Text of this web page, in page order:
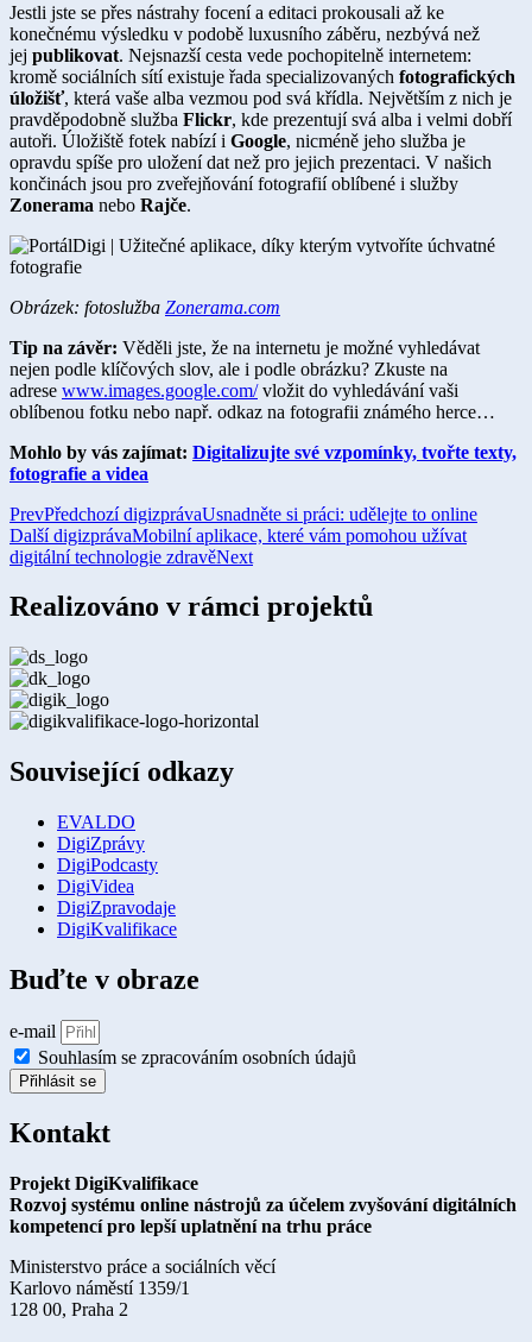
Jestli jste se přes nástrahy focení a editaci prokousali až ke
konečnému výsledku v podobě luxusního záběru, nezbývá než
jej publikovat. Nejsnazší cesta vede pochopitelně internetem:
kromě sociálních sítí existuje řada specializovaných fotografických
úložišť, která vaše alba vezmou pod svá křídla. Největším z nich je
pravděpodobně služba Flickr, kde prezentují svá alba i velmi dobří
autoři. Úložiště fotek nabízí i Google, nicméně jeho služba je
opravdu spíše pro uložení dat než pro jejich prezentaci. V našich
končinách jsou pro zveřejňování fotografií oblíbené i služby
Zonerama nebo Rajče.
Obrázek: fotoslužba Zonerama.com
Tip na závěr: Věděli jste, že na internetu je možné vyhledávat
nejen podle klíčových slov, ale i podle obrázku? Zkuste na
adrese www.images.google.com/vložit do vyhledávání vaši
oblíbenou fotku nebo např. odkaz na fotografii známého herce…​
Mohlo by vás zajímat: Digitalizujte své vzpomínky, tvořte texty,
fotografie a videa​​
PrevPředchozí digizprávaUsnadněte si práci: udělejte to online
Další digizprávaMobilní aplikace, které vám pomohou užívat
digitální technologie zdravěNext
Realizováno v rámci projektů
Související odkazy
EVALDO
DigiZprávy
DigiPodcasty
DigiVidea
DigiZpravodaje
DigiKvalifikace
Buďte v obraze
e-mail
Souhlasím se zpracováním osobních údajů
Přihlásit se
Kontakt
Projekt DigiKvalifikace
Rozvoj systému online nástrojů za účelem zvyšování digitálních
kompetencí pro lepší uplatnění na trhu práce
Ministerstvo práce a sociálních věcí
Karlovo náměstí 1359/1
128 00, Praha 2